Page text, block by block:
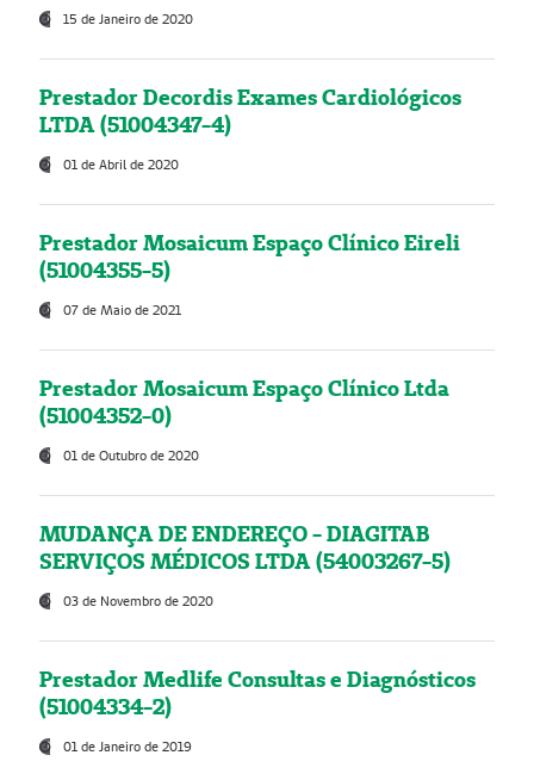
15 de Janeiro de 2020
Prestador Decordis Exames Cardiológicos
LTDA (51004347-4)
01 de Abril de 2020
Prestador Mosaicum Espaço Clínico Eireli
(51004355-5)
07 de Maio de 2021
Prestador Mosaicum Espaço Clínico Ltda
(51004352-0)
01 de Outubro de 2020
MUDANÇA DE ENDEREÇO - DIAGITAB
SERVIÇOS MÉDICOS LTDA (54003267-5)
03 de Novembro de 2020
Prestador Medlife Consultas e Diagnósticos
(51004334-2)
01 de Janeiro de 2019